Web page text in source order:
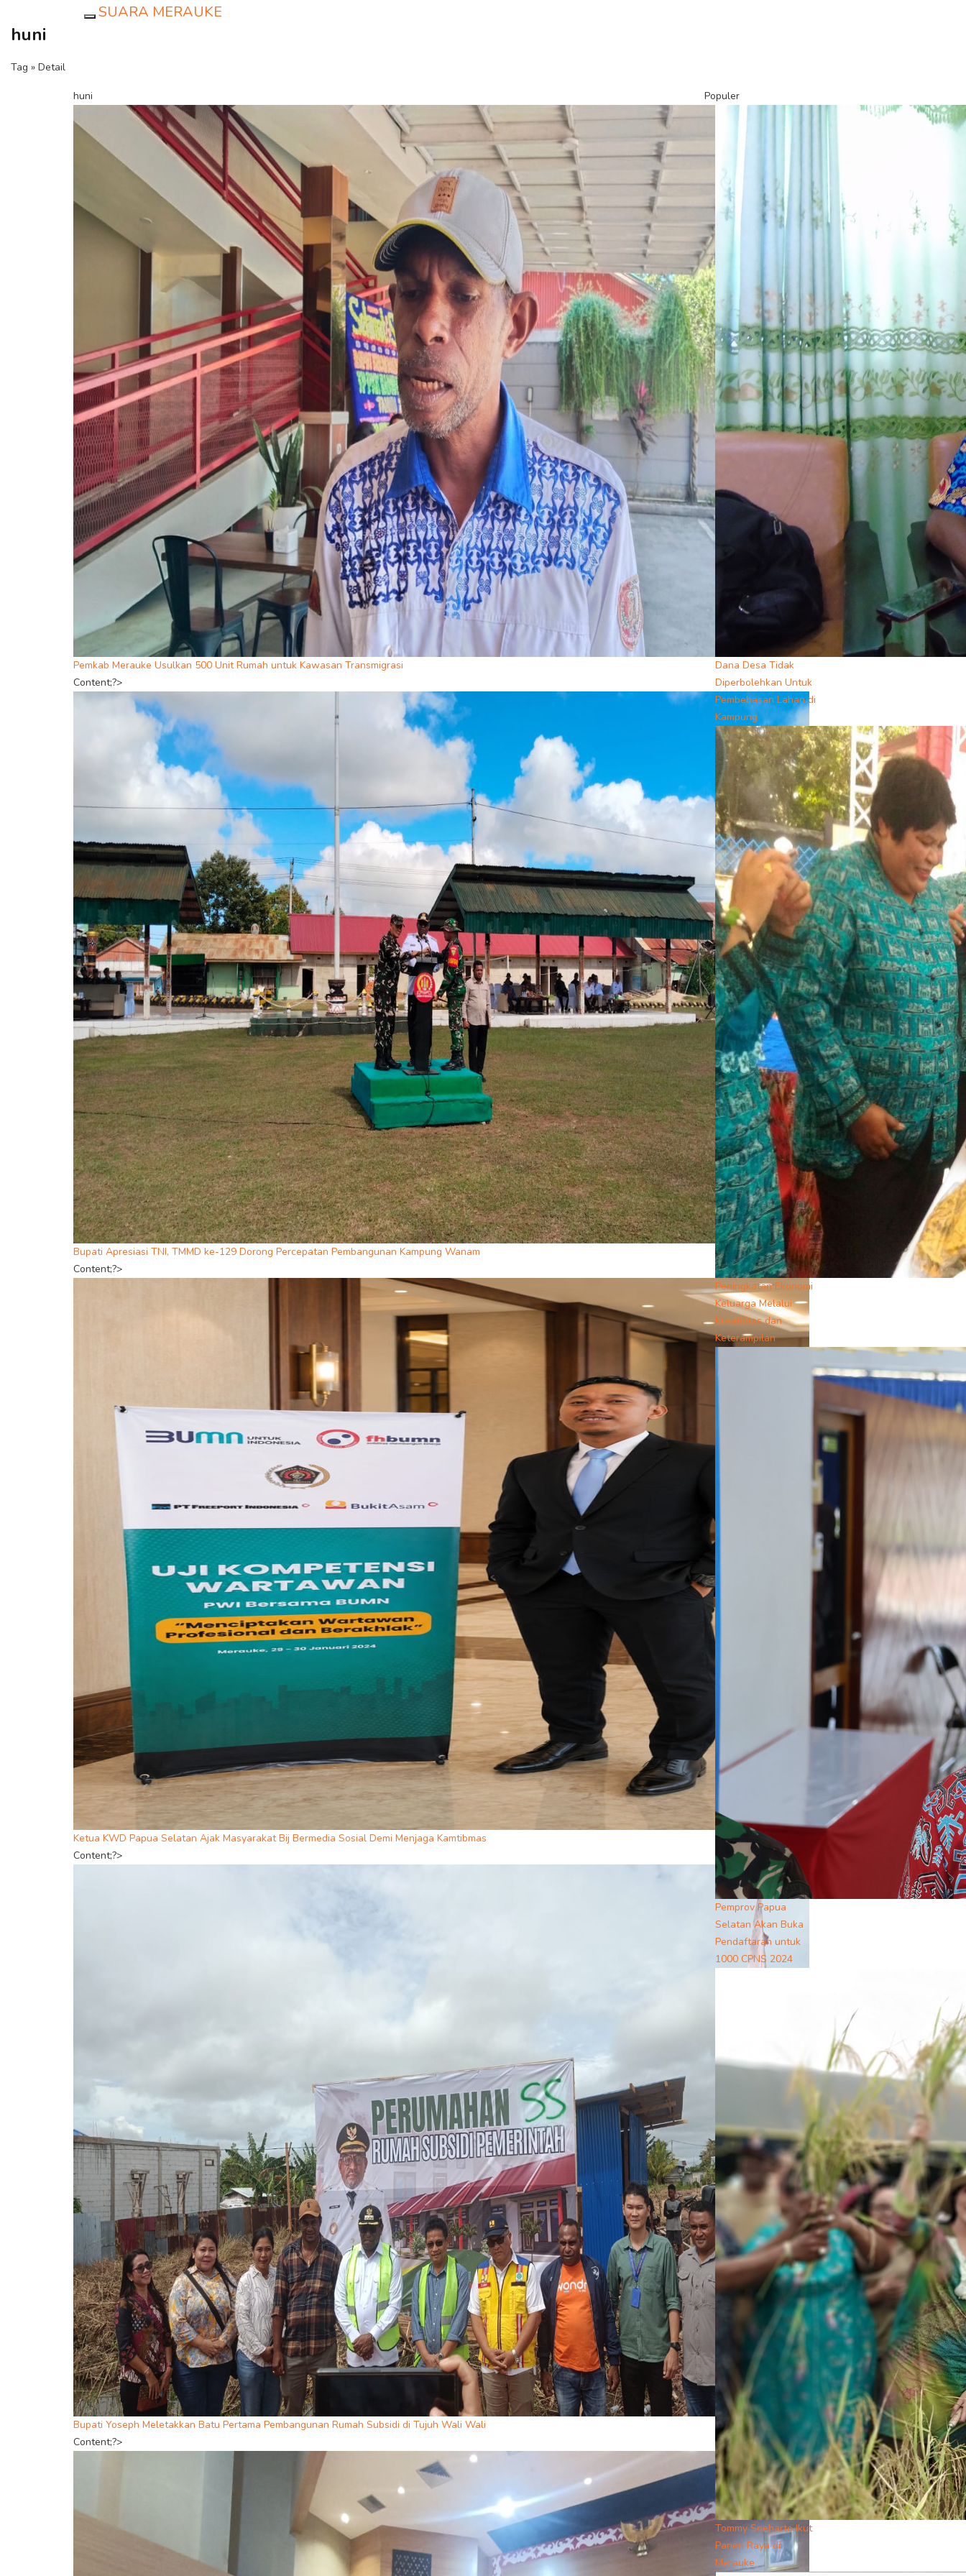
SUARA MERAUKE
huni
Tag » Detail
huni
Pemkab Merauke Usulkan 500 Unit Rumah untuk Kawasan Transmigrasi
Content;?>
Bupati Apresiasi TNI, TMMD ke-129 Dorong Percepatan Pembangunan Kampung Wanam
Content;?>
Ketua KWD Papua Selatan Ajak Masyarakat Bij Bermedia Sosial Demi Menjaga Kamtibmas
Content;?>
Bupati Yoseph Meletakkan Batu Pertama Pembangunan Rumah Subsidi di Tujuh Wali Wali
Content;?>
Populer
Dana Desa Tidak
Diperbolehkan Untuk
Pembebasan Lahan di
Kampung
Peningkatan Ekonomi
Keluarga Melalui
Kreatifitas dan
Keterampilan
Pemprov Papua
Selatan Akan Buka
Pendaftaran untuk
1000 CPNS 2024
Tommy Soeharto Ikut
Panen Raya di
Merauke